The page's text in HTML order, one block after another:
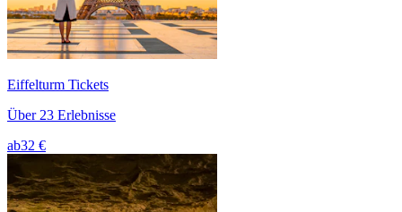
Eiffelturm Tickets
Über 23 Erlebnisse
ab32 €